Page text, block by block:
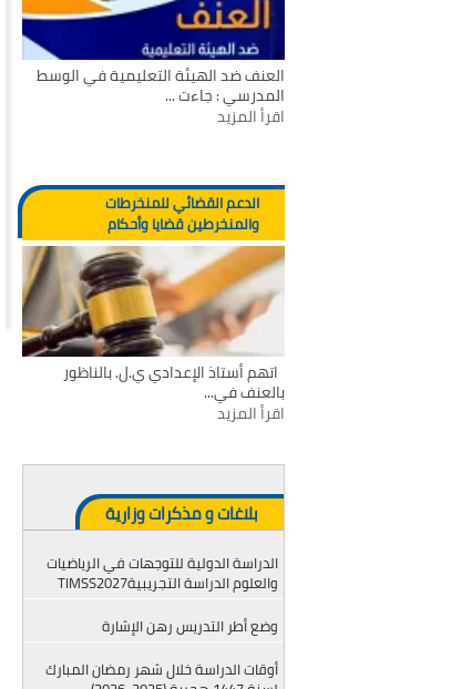
العنف ضد الهيئة التعليمية في الوسط
المدرسي : جاءت ...
اقرأ المزيد
الدعم القضائي للمنخرطات
والمنخرطين قضايا وأحكام
اتهم أستاذ الإعدادي ي.ل. بالناظور
بالعنف في...
اقرأ المزيد
بلاغات و مذكرات وزارية
الدراسة الدولية للتوجهات في الرياضيات
والعلوم الدراسة التجريبيةTIMSS2027
وضع أطر التدريس رهن الإشارة
أوقات الدراسة خلال شهر رمضان المبارك